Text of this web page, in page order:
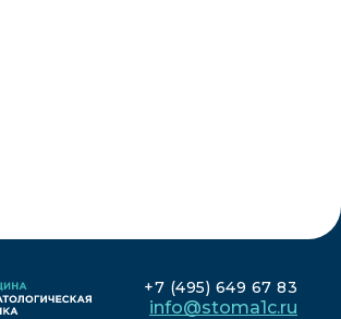
+7 (495) 649 67 83
info@stoma1c.ru